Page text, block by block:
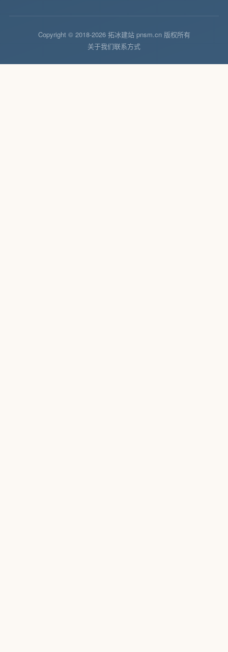
Copyright © 2018-2026 拓冰建站 pnsm.cn 版权所有
关于我们联系方式